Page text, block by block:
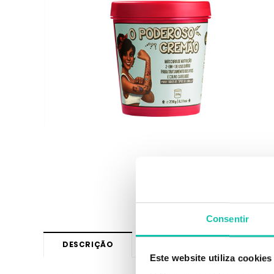
Consentir
Este website utiliza cookies
DESCRIÇÃO